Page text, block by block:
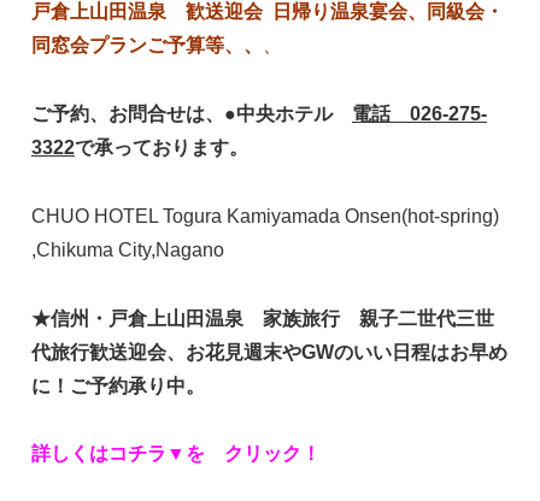
戸倉上山田温泉 歓送迎会 日帰り温泉宴会、同級会・
同窓会プランご予算等、、
ご予約、お問合せは、●中央ホテル 電話 026-275-
3322で承っております。
CHUO HOTEL Togura Kamiyamada Onsen(hot-spring)
,Chikuma City,Nagano
★信州・戸倉上山田温泉 家族旅行 親子二世代三世
代旅行歓送迎会、お花見週末やGWのいい日程はお早め
に！ご予約承り中。
詳しくはコチラ▼を クリック！